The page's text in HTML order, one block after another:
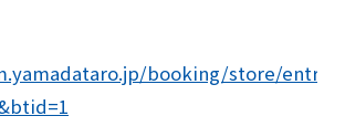
booking/store/entry?